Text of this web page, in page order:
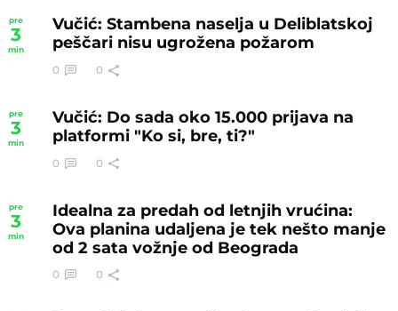
pre
3
min
Vučić: Stambena naselja u Deliblatskoj
peščari nisu ugrožena požarom
0 0
pre
3
min
Vučić: Do sada oko 15.000 prijava na
platformi "Ko si, bre, ti?"
0 0
pre
3
min
Idealna za predah od letnjih vrućina:
Ova planina udaljena je tek nešto manje
od 2 sata vožnje od Beograda
0 0